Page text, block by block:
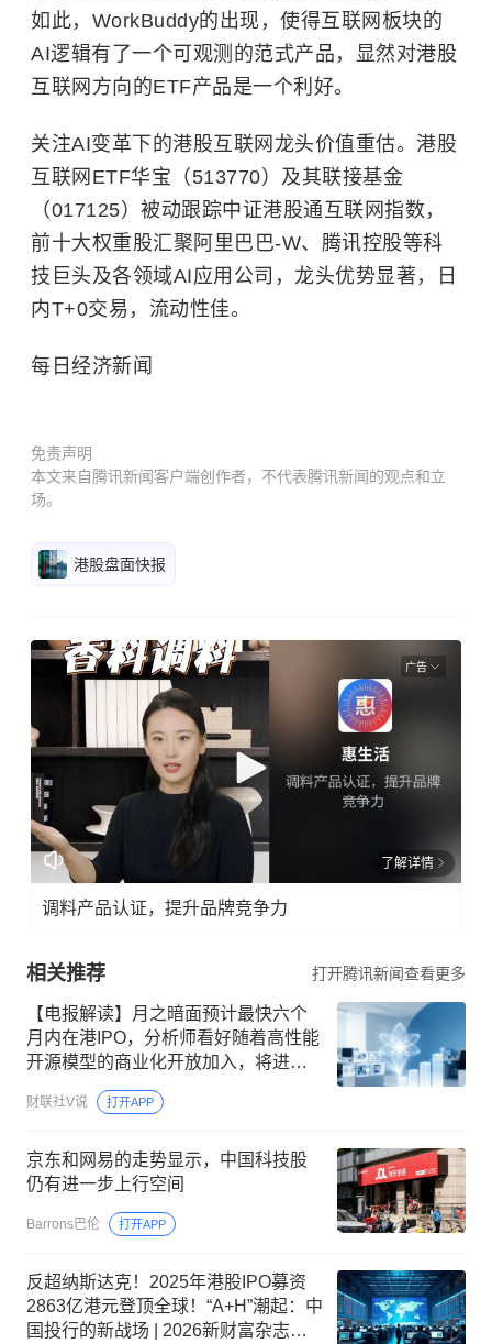
如此，WorkBuddy的出现，使得互联网板块的
AI逻辑有了一个可观测的范式产品，显然对港股
互联网方向的ETF产品是一个利好。
关注AI变革下的港股互联网龙头价值重估。港股
互联网ETF华宝（513770）及其联接基金
（017125）被动跟踪中证港股通互联网指数，
前十大权重股汇聚阿里巴巴-W、腾讯控股等科
技巨头及各领域AI应用公司，龙头优势显著，日
内T+0交易，流动性佳。
每日经济新闻
免责声明
本文来自腾讯新闻客户端创作者，不代表腾讯新闻的观点和立
场。
港股盘面快报
广告
了解详情
调料产品认证，提升品牌竞争力
相关推荐 打开腾讯新闻查看更多
【电报解读】月之暗面预计最快六个
月内在港IPO，分析师看好随着高性能
开源模型的商业化开放加入，将进一
步加快AI应用商业化变现，看好优质
内容、营销等细分领域，这家公司一
财联社V说 打开APP
京东和网易的走势显示，中国科技股
仍有进一步上行空间
Barrons巴伦 打开APP
反超纳斯达克！2025年港股IPO募资
2863亿港元登顶全球！“A+H”潮起：中
国投行的新战场 | 2026新财富杂志最